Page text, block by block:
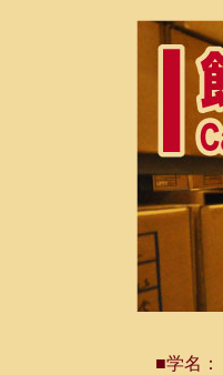
■学名：